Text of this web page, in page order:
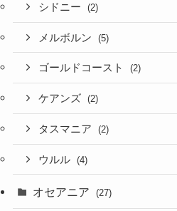
シドニー (2)
メルボルン (5)
ゴールドコースト (2)
ケアンズ (2)
タスマニア (2)
ウルル (4)
オセアニア (27)